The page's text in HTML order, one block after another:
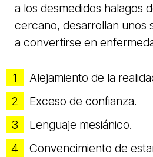
a los desmedidos halagos
cercano, desarrollan unos
a convertirse en
Alejamiento de la
Exceso de confianza.
Lenguaje mesiánico.
Convencimiento de